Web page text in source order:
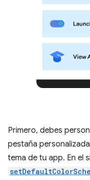
Primero, debes
pestaña
tema de tu app. En el